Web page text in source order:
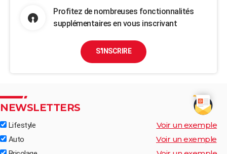
Profitez de nombreuses fonctionnalités
supplémentaires en vous inscrivant
S'INSCRIRE
NEWSLETTERS
Lifestyle Voir un exemple
Auto Voir un exemple